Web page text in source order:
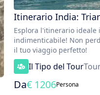
Itinerario India:
Esplora l'itinerario
indimenticabile! Non
il tuo viaggio perfetto!
Il Tipo del Tour
Da€ 1206Persona